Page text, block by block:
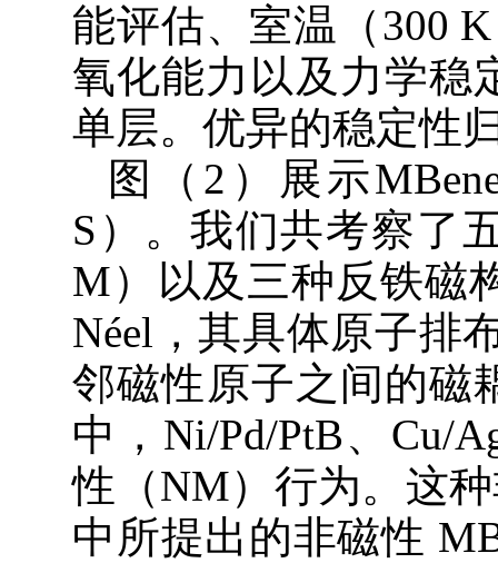
能评估、室温（300
氧化能力以及力学稳
单层。优异的稳定性
图（2）展示
S）。我们共考察了
M）以及三种反铁磁
Néel，其具体原子排
邻磁性原子之间的磁
中，Ni/Pd/PtB、Cu/
性（NM）行为。这
中所提出的非磁性